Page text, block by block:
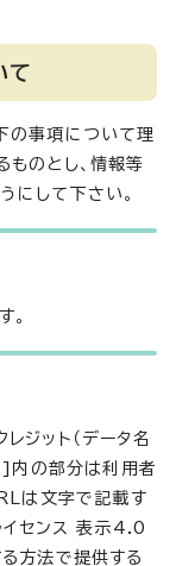
て
の事項について理
のとし、情報等
にして下さい。
。
ジット（データ名
]内の部分は利用者
は文字で記載す
イセンス 表示4.0
方法で提供する